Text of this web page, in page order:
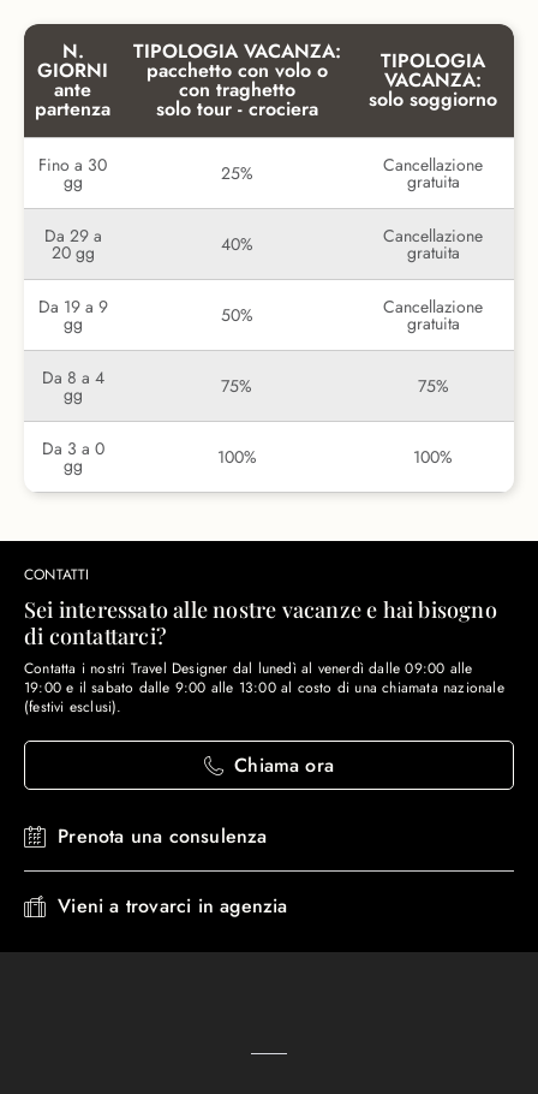
N.
GIORNI
ante
partenza
TIPOLOGIA VACANZA:
pacchetto con volo o
con traghetto
solo tour - crociera
TIPOLOGIA
VACANZA:
solo soggiorno
Fino a 30
gg 25% Cancellazione
gratuita
Da 29 a
20 gg 40% Cancellazione
gratuita
Da 19 a 9
gg 50% Cancellazione
gratuita
Da 8 a 4
gg 75% 75%
Da 3 a 0
gg 100% 100%
CONTATTI
Sei interessato alle nostre vacanze e hai bisogno
di contattarci?
Contatta i nostri Travel Designer dal lunedì al venerdì dalle 09:00 alle
19:00 e il sabato dalle 9:00 alle 13:00 al costo di una chiamata nazionale
(festivi esclusi).
Chiama ora
Prenota una consulenza
Vieni a trovarci in agenzia